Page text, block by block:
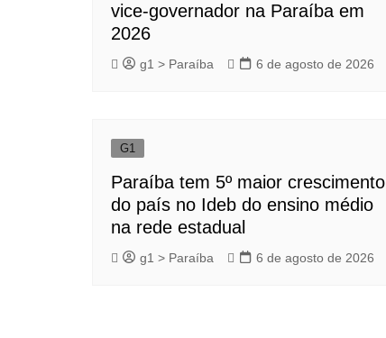
vice-governador na Paraíba em
2026
g1 > Paraíba 6 de agosto de 2026
G1
Paraíba tem 5º maior crescimento
do país no Ideb do ensino médio
na rede estadual
g1 > Paraíba 6 de agosto de 2026